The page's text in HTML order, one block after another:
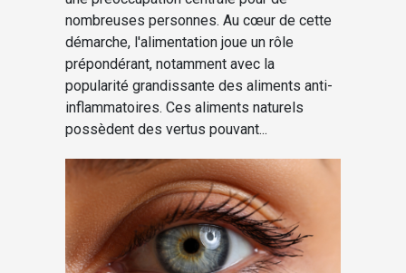
nombreuses personnes. Au cœur de cette
démarche, l'alimentation joue un rôle
prépondérant, notamment avec la
popularité grandissante des aliments anti-
inflammatoires. Ces aliments naturels
possèdent des vertus pouvant...